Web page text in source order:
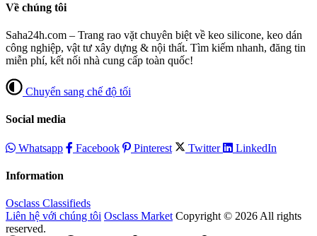
Về chúng tôi
Saha24h.com – Trang rao vặt chuyên biệt về keo silicone, keo dán
công nghiệp, vật tư xây dựng & nội thất. Tìm kiếm nhanh, đăng tin
miễn phí, kết nối nhà cung cấp toàn quốc!
Chuyển sang chế độ tối
Social media
Whatsapp Facebook Pinterest Twitter LinkedIn
Information
Osclass Classifieds
Liên hệ với chúng tôi Osclass Market Copyright © 2026 All rights
reserved.